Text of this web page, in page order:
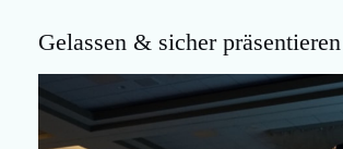
Gelassen & sicher präsentieren